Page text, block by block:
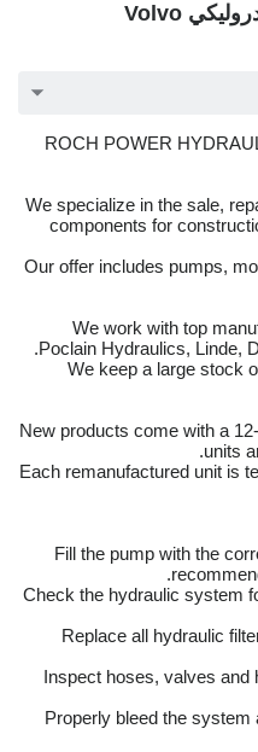
معلومات إضافية — محرك هيدروليكي Volvo
ROCH POWER
We specialize in the sale,
components for
Our offer includes pumps,
We work with top
Poclain Hydraulics, Linde,
We keep a large stock
New products come with a
units
Each remanufactured unit is
– Fill the pump with the
– Check the hydraulic system
– Replace all hydraulic
– Inspect hoses, valves
– Properly bleed the